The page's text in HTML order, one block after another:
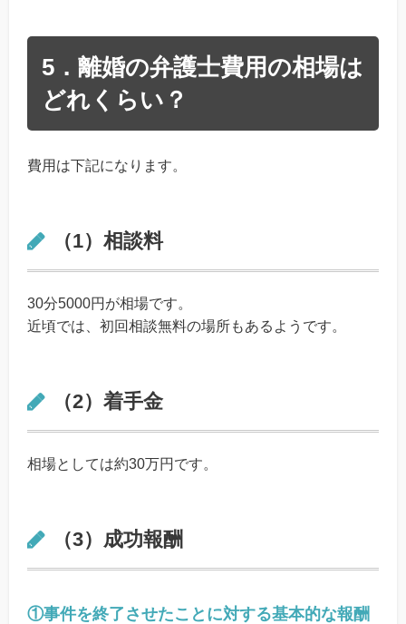
5．離婚の弁護士費用の相場は
どれくらい？
費用は下記になります。
（1）相談料
30分5000円が相場です。
近頃では、初回相談無料の場所もあるようです。
（2）着手金
相場としては約30万円です。
（3）成功報酬
①事件を終了させたことに対する基本的な報酬